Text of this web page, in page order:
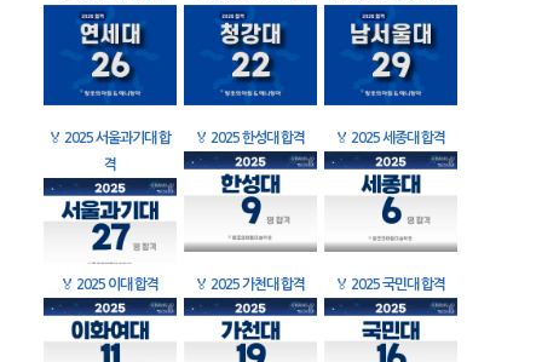
🏅 2025 서울과기대 합
격
🏅 2025 한성대 합격 🏅 2025 세종대 합격
🏅 2025 이대 합격 🏅 2025 가천대 합격 🏅 2025 국민대 합격